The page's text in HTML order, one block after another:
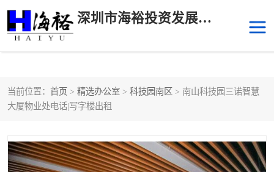
深圳市海裕投资发展有限公司
当前位置： 首页 > 精选办公室 > 科技园南区 > 南山科技园三诺智慧
大厦物业处电话|写字楼出租
后海
前海 深圳湾科技生态园